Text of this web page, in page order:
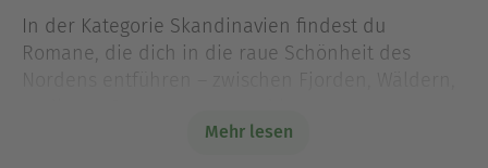
In der Kategorie Skandinavien findest du
Romane, die dich in die raue Schönheit des
Winternächten. Diese Geschichten spielen in
Mehr lesen